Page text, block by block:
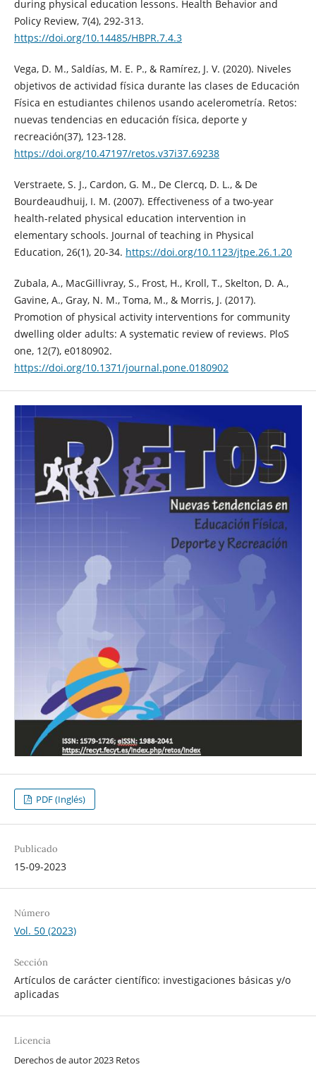
during physical education lessons. Health Behavior and
Policy Review, 7(4), 292-313.
https://doi.org/10.14485/HBPR.7.4.3
Vega, D. M., Saldías, M. E. P., & Ramírez, J. V. (2020). Niveles
objetivos de actividad física durante las clases de Educación
Física en estudiantes chilenos usando acelerometría. Retos:
nuevas tendencias en educación física, deporte y
recreación(37), 123-128.
https://doi.org/10.47197/retos.v37i37.69238
Verstraete, S. J., Cardon, G. M., De Clercq, D. L., & De
Bourdeaudhuij, I. M. (2007). Effectiveness of a two-year
health-related physical education intervention in
elementary schools. Journal of teaching in Physical
Education, 26(1), 20-34. https://doi.org/10.1123/jtpe.26.1.20
Zubala, A., MacGillivray, S., Frost, H., Kroll, T., Skelton, D. A.,
Gavine, A., Gray, N. M., Toma, M., & Morris, J. (2017).
Promotion of physical activity interventions for community
dwelling older adults: A systematic review of reviews. PloS
one, 12(7), e0180902.
https://doi.org/10.1371/journal.pone.0180902
PDF (Inglés)
Publicado
15-09-2023
Número
Vol. 50 (2023)
Sección
Artículos de carácter científico: investigaciones básicas y/o
aplicadas
Licencia
Derechos de autor 2023 Retos